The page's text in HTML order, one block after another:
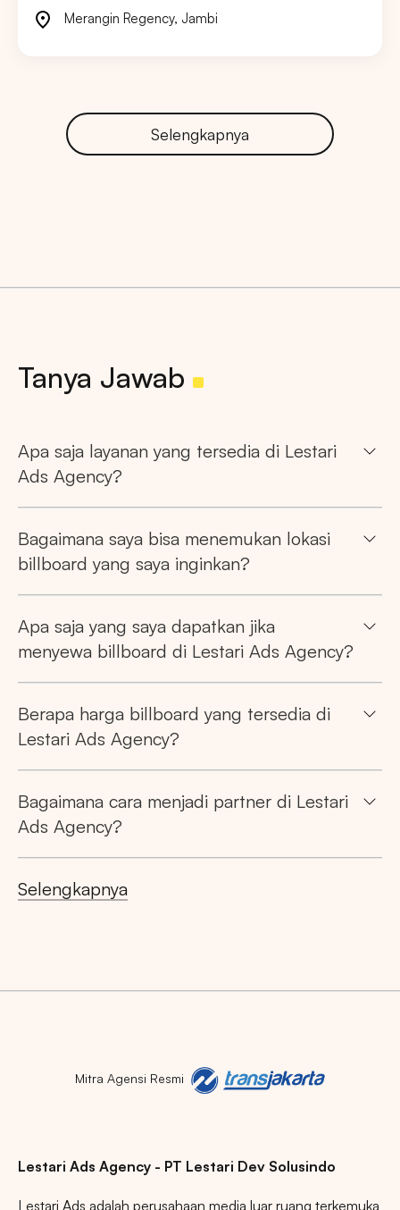
Merangin Regency, Jambi
Selengkapnya
Tanya Jawab
Apa saja layanan yang tersedia di Lestari
Ads Agency?
Bagaimana saya bisa menemukan lokasi
billboard yang saya inginkan?
Apa saja yang saya dapatkan jika
menyewa billboard di Lestari Ads Agency?
Berapa harga billboard yang tersedia di
Lestari Ads Agency?
Bagaimana cara menjadi partner di Lestari
Ads Agency?
Selengkapnya
Mitra Agensi Resmi
Lestari Ads Agency - PT Lestari Dev Solusindo
Lestari Ads adalah perusahaan media luar ruang terkemuka